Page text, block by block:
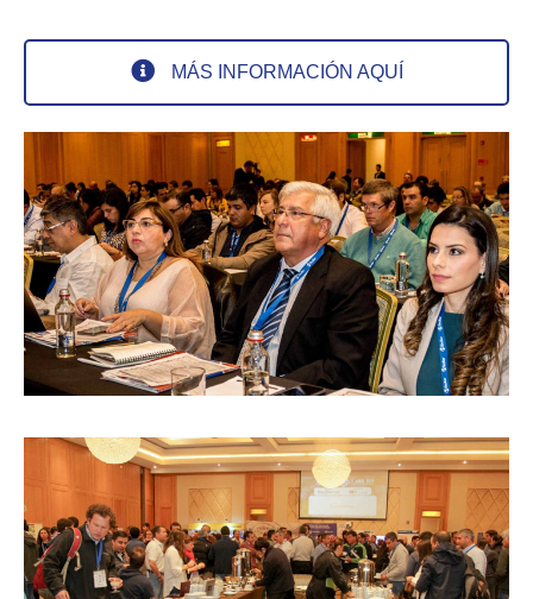
MÁS INFORMACIÓN AQUÍ